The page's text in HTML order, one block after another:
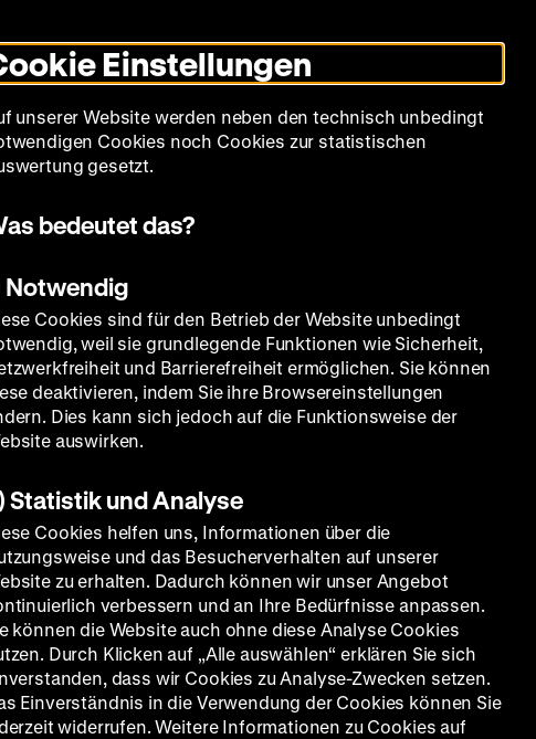
Modus
umschalten
zum
Deutschen
Historischen
in
Deutscher
zum
Deutschen
Historischen
in
Leichter
Sammlung Bildung Museum
für
Einstellungen
unserer Website werden neben den technisch unbedingt
Cookies noch Cookies zur statistischen
gesetzt.
bedeutet das?
Notwendig
Cookies sind für den Betrieb der Website unbedingt
weil sie grundlegende Funktionen wie Sicherheit,
und Barrierefreiheit ermöglichen. Sie können
deaktivieren, indem Sie ihre Browsereinstellungen
Dies kann sich jedoch auf die Funktionsweise der
auswirken.
Statistik und Analyse
Cookies helfen uns, Informationen über die
und das Besucherverhalten auf unserer
zu erhalten. Dadurch können wir unser Angebot
verbessern und an Ihre Bedürfnisse anpassen.
können die Website auch ohne diese Analyse Cookies
Durch Klicken auf „Alle auswählen“ erklären Sie sich
dass wir Cookies zu Analyse-Zwecken setzen.
Einverständnis in die Verwendung der Cookies können Sie
widerrufen. Weitere Informationen zu Cookies auf